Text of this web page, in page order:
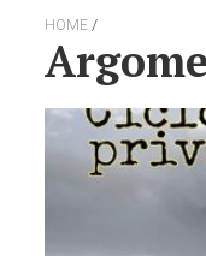
HOME /